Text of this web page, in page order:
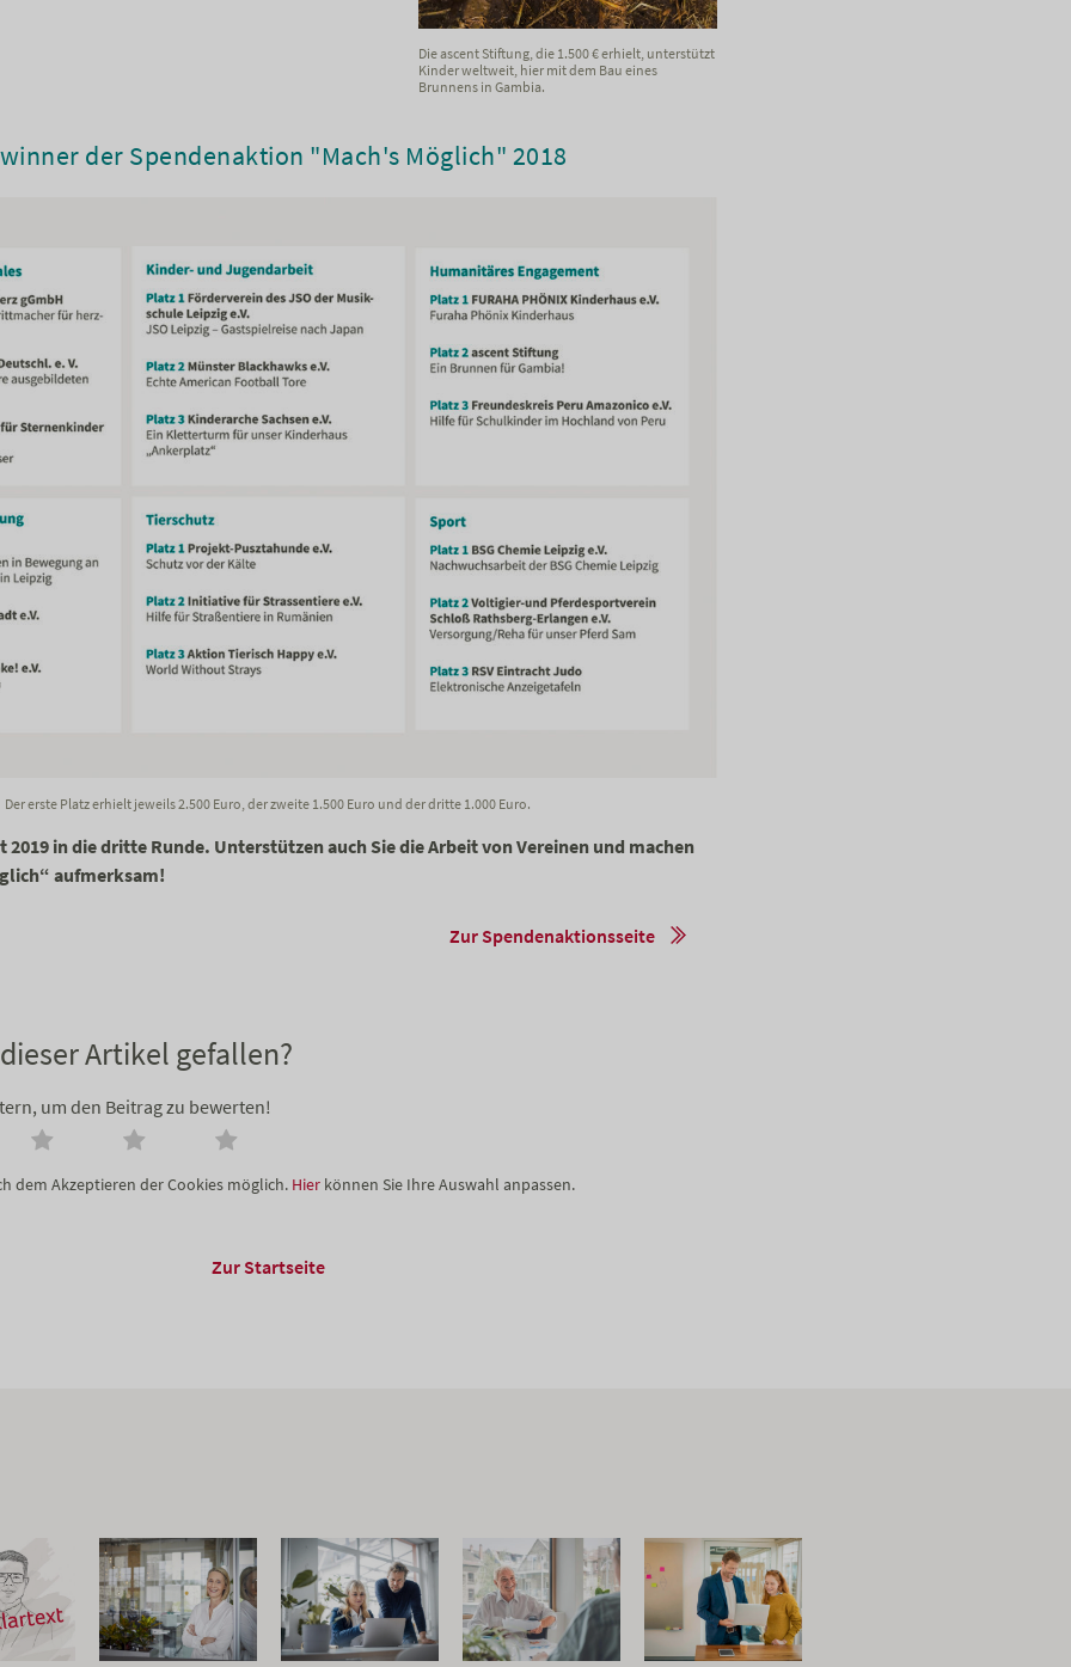
Die ascent Stiftung, die 1.500 € erhielt, unterstützt
Kinder weltweit, hier mit dem Bau eines
Brunnens in Gambia.
der Spendenaktion "Mach's Möglich" 2018
Der erste Platz erhielt jeweils 2.500 Euro, der zweite 1.500 Euro und der dritte 1.000 Euro.
2019 in die dritte Runde. Unterstützen auch Sie die Arbeit von Vereinen und machen
aufmerksam!
Zur Spendenaktionsseite
Artikel gefallen?
um den Beitrag zu bewerten!
dem Akzeptieren der Cookies möglich. Hier können Sie Ihre Auswahl anpassen.
Zur Startseite